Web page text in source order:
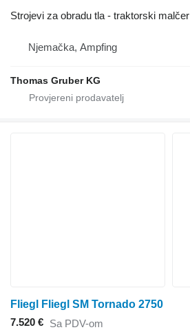
Strojevi za obradu tla - traktorski malčer
Njemačka, Ampfing
Thomas Gruber KG
Fliegl Fliegl SM Tornado 2750
7.520 € Sa PDV-om